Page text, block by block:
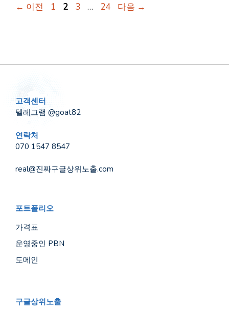
← 이전
페
1
페
2
페
3 …
페
24 다음 →
고객센터
텔레그램 @goat82
연락처
070 1547 8547
real@진짜구글상위노출.com
포트폴리오
가격표
운영중인 PBN
도메인
구글상위노출